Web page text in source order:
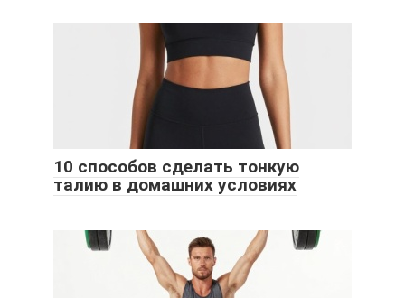
10 способов сделать тонкую
талию в домашних условиях